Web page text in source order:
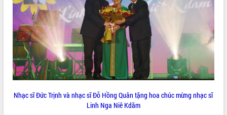
QUY HOẠCH - KẾ HOẠCH
Nhạc sĩ Đức Trịnh và nhạc sĩ Đỗ Hồng Quân tặng hoa chúc mừng nhạc sĩ
Linh Nga Niê Kdăm